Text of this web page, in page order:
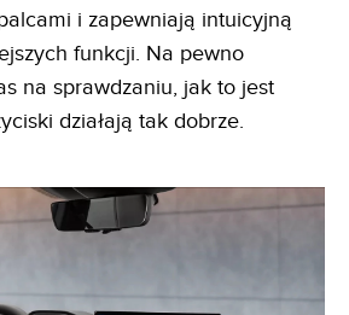
i zapewniają intuicyjną
funkcji. Na pewno
na sprawdzaniu, jak to jest
działają tak dobrze.